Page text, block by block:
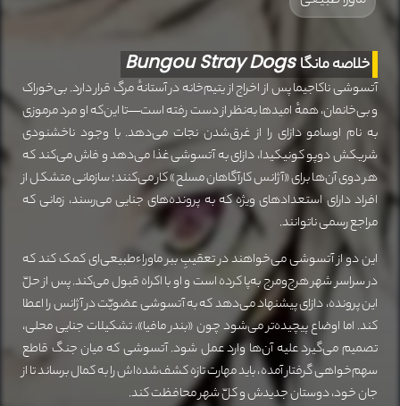
خلاصه مانگا Bungou Stray Dogs
آتسوشی ناکاجیما پس از اخراج از یتیم‌خانه در آستانهٔ مرگ قرار دارد. بی‌خوراک
و بی‌خانمان، همهٔ امیدها به‌نظر از دست رفته است—تا این‌که او مرد مرموزی
به نام اوسامو دازای را از غرق‌شدن نجات می‌دهد. با وجود ناخشنودی
شریکش دوپو کونیکیدا، دازای به آتسوشی غذا می‌دهد و فاش می‌کند که
هر دوی آن‌ها برای «آژانس کارآگاهان مسلح» کار می‌کنند؛ سازمانی متشکل از
افراد دارای استعدادهای ویژه که به پرونده‌های جنایی می‌رسند، زمانی که
مراجع رسمی ناتوانند.
این دو از آتسوشی می‌خواهند در تعقیبِ ببر ماوراءطبیعی‌ای کمک کند که
در سراسر شهر هرج‌ومرج به‌پا کرده است و او با اکراه قبول می‌کند. پس از حلّ
این پرونده، دازای پیشنهاد می‌دهد که به آتسوشی عضویّت در آژانس را اعطا
کند. اما اوضاع پیچیده‌تر می‌شود چون «بندر مافیا»، تشکیلات جنایی محلی،
تصمیم می‌گیرد علیه آن‌ها وارد عمل شود. آتسوشی که میان جنگ قاطع
سهم‌خواهی گرفتار آمده، باید مهارت تازه کشف‌شده‌اش را به کمال برساند تا از
جان خود، دوستان جدیدش و کلّ شهر محافظت کند.